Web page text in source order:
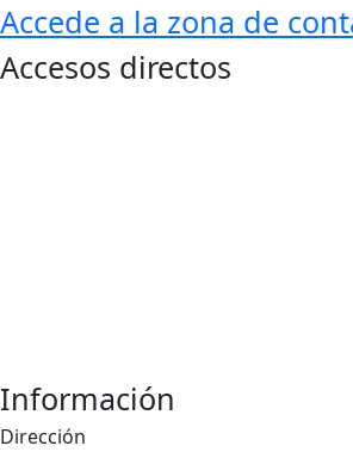
Accede a la zona de
Accesos directos
Información
Dirección